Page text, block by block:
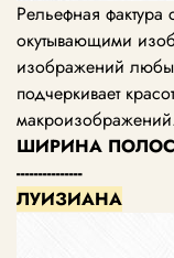
Рельефная фактура
окутывающими
изображений
подчеркивает
ШИРИНА
---------------
ЛУИЗИАНА